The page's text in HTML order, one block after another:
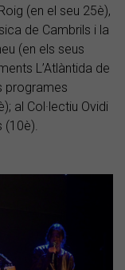
(en el seu 25è),
de Cambrils i la
(en els seus
L’Atlàntida de
programes
al Col·lectiu Ovidi
(10è).